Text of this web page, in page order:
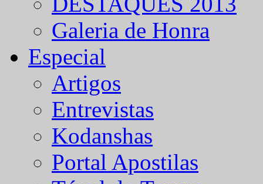
Galeria de Honra
Especial
Artigos
Entrevistas
Kodanshas
Portal Apostilas